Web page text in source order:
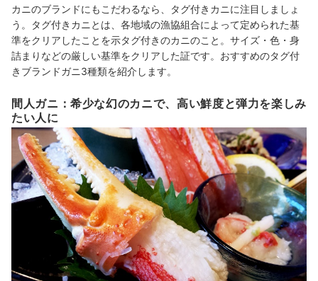
カニのブランドにもこだわるなら、タグ付きカニに注目しましょ
う。タグ付きカニとは、各地域の漁協組合によって定められた基
準をクリアしたことを示タグ付きのカニのこと。サイズ・色・身
詰まりなどの厳しい基準をクリアした証です。おすすめのタグ付
きブランドガニ3種類を紹介します。
間人ガニ：希少な幻のカニで、高い鮮度と弾力を楽しみ
たい人に